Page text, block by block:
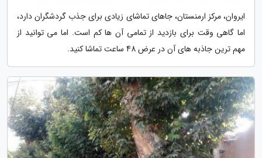
ایروان، مرکز ارمنستان، جاهای تماشای زیادی برای جذب گردشگران دارد،
اما گاهی وقت برای بازدید از تمامی آن ها کم است. اما می توانید از
مهم ترین جاذبه های آن در عرض 48 ساعت تماشا کنید.